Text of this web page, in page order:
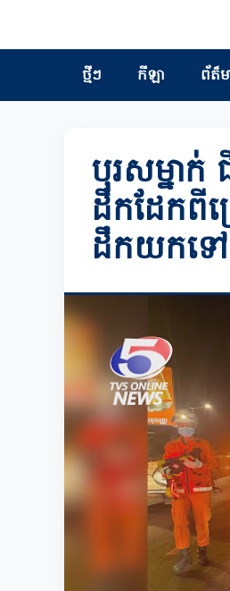
ថ្មីៗ កីឡា ព័ត៏ម
បុរសម្នា
ដឹកដែកពីក្
ដឹកយកទៅស